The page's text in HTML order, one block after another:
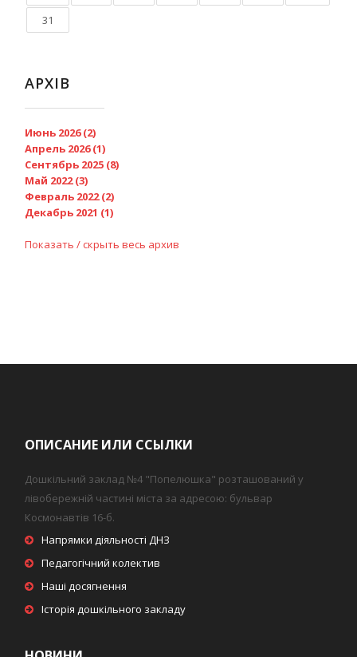
31
АРХІВ
Июнь 2026 (2)
Апрель 2026 (1)
Сентябрь 2025 (8)
Май 2022 (3)
Февраль 2022 (2)
Декабрь 2021 (1)
Показать / скрыть весь архив
ОПИСАНИЕ ИЛИ ССЫЛКИ
Дошкільний заклад №4 "Попелюшка" розташований у
лівобережній частині міста за адресою: бульвар
Космонавтів 16-б.
Напрямки діяльності ДНЗ
Педагогічний колектив
Наші досягнення
Історія дошкільного закладу